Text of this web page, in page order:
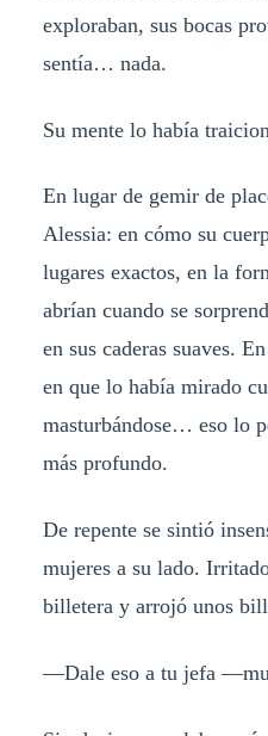
exploraban, sus bocas
sentía… nada.
Su mente lo había
En lugar de gemir de
Alessia: en cómo su
lugares exactos, en la
abrían cuando se
en sus caderas suaves.
en que lo había mirado
masturbándose… eso lo
más profundo.
De repente se sintió
mujeres a su lado.
billetera y arrojó unos
—Dale eso a tu jefa